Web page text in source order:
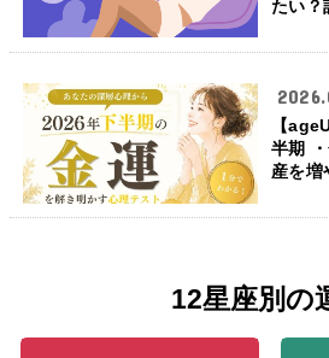
たい？
【
半期
産を増
12星座別の